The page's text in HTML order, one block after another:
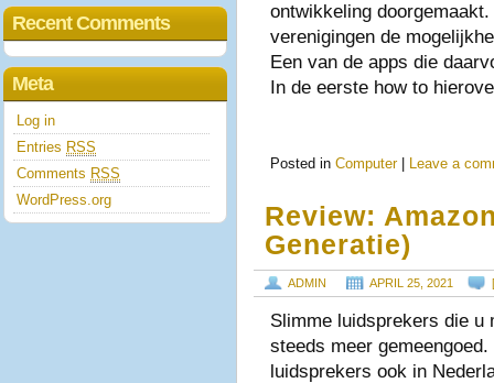
ontwikkeling
verenigingen de
Een van de apps die
In de eerste how to
Posted in Computer Leave a
Review:
Generatie)
ADMIN APRIL 25, 2021
Slimme luidsprekers die u
steeds meer
luidsprekers ook in
Recent Comments
Meta
Log in
Entries RSS
Comments RSS
WordPress.org